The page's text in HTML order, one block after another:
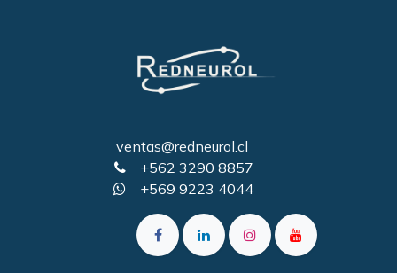
ventas@redneurol.cl
+562 3290 8857
+569 9223 4044